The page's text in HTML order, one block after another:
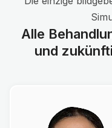
Alle
und